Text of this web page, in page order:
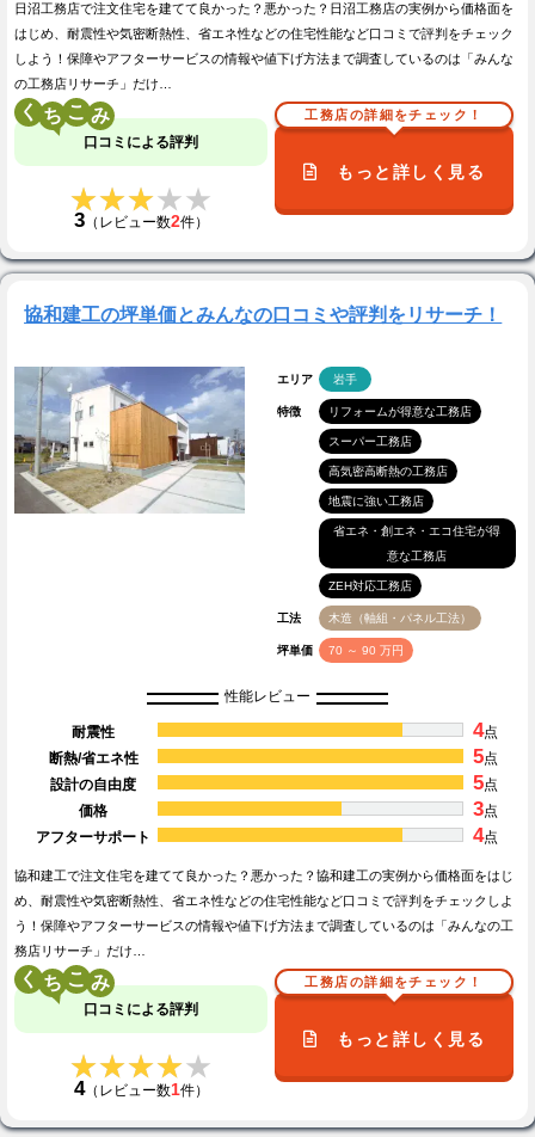
日沼工務店で注文住宅を建てて良かった？悪かった？日沼工務店の実例から価格面を
はじめ、耐震性や気密断熱性、省エネ性などの住宅性能など口コミで評判をチェック
しよう！保障やアフターサービスの情報や値下げ方法まで調査しているのは「みんな
の工務店リサーチ」だけ…
く こ
口コミによる評判
★★★★★
★★★★★
3（レビュー数2件）
工務店の詳細をチェック！
もっと詳しく見る
協和建工の坪単価とみんなの口コミや評判をリサーチ！
エリア 岩手
特徴 リフォームが得意な工務店
スーパー工務店
高気密高断熱の工務店
地震に強い工務店
省エネ・創エネ・エコ住宅が得
意な工務店
ZEH対応工務店
工法 木造（軸組・パネル工法）
坪単価 70 ～ 90 万円
性能レビュー
耐震性 4点
断熱/省エネ性
5点
設計の自由度
5点
価格
3点
アフターサポート
4点
協和建工で注文住宅を建てて良かった？悪かった？協和建工の実例から価格面をはじ
め、耐震性や気密断熱性、省エネ性などの住宅性能など口コミで評判をチェックしよ
う！保障やアフターサービスの情報や値下げ方法まで調査しているのは「みんなの工
務店リサーチ」だけ…
く こ
口コミによる評判
★★★★★
★★★★★
4（レビュー数1件）
工務店の詳細をチェック！
もっと詳しく見る